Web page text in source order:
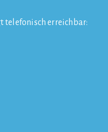
telefonisch erreichbar: